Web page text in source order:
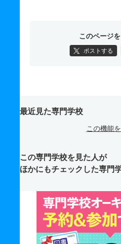
このページ
ポストする
最近見た専門学校
この機能
この専門学校を見た人が
ほかにもチェックした専門